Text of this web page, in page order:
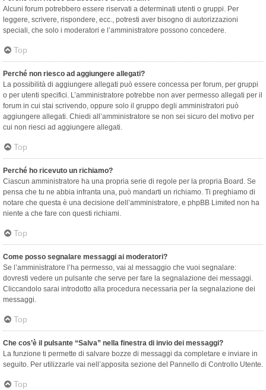
Alcuni forum potrebbero essere riservati a determinati utenti o gruppi. Per
leggere, scrivere, rispondere, ecc., potresti aver bisogno di autorizzazioni
speciali, che solo i moderatori e l’amministratore possono concedere.
Top
Perché non riesco ad aggiungere allegati?
La possibilità di aggiungere allegati può essere concessa per forum, per gruppi
o per utenti specifici. L’amministratore potrebbe non aver permesso allegati per il
forum in cui stai scrivendo, oppure solo il gruppo degli amministratori può
aggiungere allegati. Chiedi all’amministratore se non sei sicuro del motivo per
cui non riesci ad aggiungere allegati.
Top
Perché ho ricevuto un richiamo?
Ciascun amministratore ha una propria serie di regole per la propria Board. Se
pensa che tu ne abbia infranta una, può mandarti un richiamo. Ti preghiamo di
notare che questa è una decisione dell’amministratore, e phpBB Limited non ha
niente a che fare con questi richiami.
Top
Come posso segnalare messaggi ai moderatori?
Se l’amministratore l’ha permesso, vai al messaggio che vuoi segnalare:
dovresti vedere un pulsante che serve per fare la segnalazione dei messaggi.
Cliccandolo sarai introdotto alla procedura necessaria per la segnalazione dei
messaggi.
Top
Che cos’è il pulsante “Salva” nella finestra di invio dei messaggi?
La funzione ti permette di salvare bozze di messaggi da completare e inviare in
seguito. Per utilizzarle vai nell’apposita sezione del Pannello di Controllo Utente.
Top